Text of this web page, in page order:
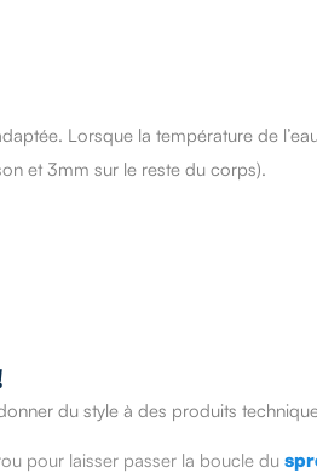
Lorsque la température de
et 3mm sur le reste du corps).
du style à des produits
pour laisser passer la boucle du